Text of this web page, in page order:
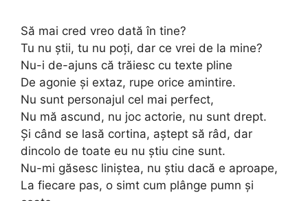
Să mai cred vreo dată în tine?
Tu nu știi, tu nu poți, dar ce vrei de la mine?
Nu-i de-ajuns că trăiesc cu texte pline
De agonie și extaz, rupe orice amintire.
Nu sunt personajul cel mai perfect,
Nu mă ascund, nu joc actorie, nu sunt drept.
Și când se lasă cortina, aștept să râd, dar
dincolo de toate eu nu știu cine sunt.
Nu-mi găsesc liniștea, nu știu dacă e aproape,
La fiecare pas, o simt cum plânge pumn și